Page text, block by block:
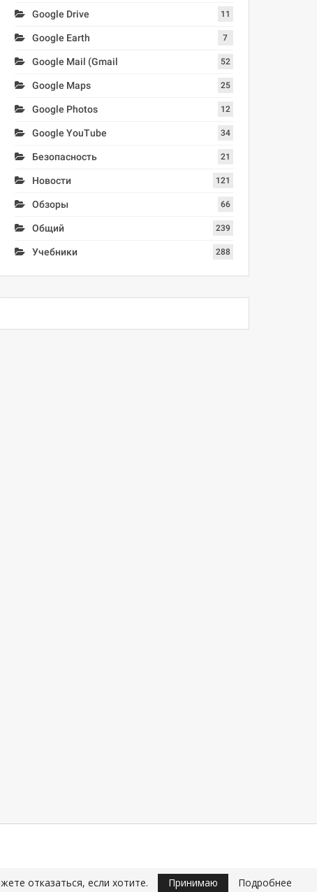
Google Drive 11
Google Earth 7
Google Mail (Gmail 52
Google Maps 25
Google Photos 12
Google YouTube 34
Безопасность 21
Новости 121
Обзоры 66
Общий 239
Учебники 288
отказаться, если хотите. Принимаю Подробнее